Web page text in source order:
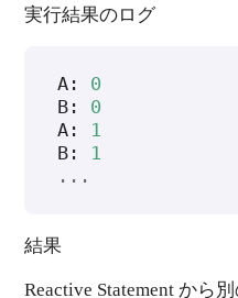
実行結果のログ
A :
0
B :
0
A :
1
B :
1
...
結果
Reactive Statement から